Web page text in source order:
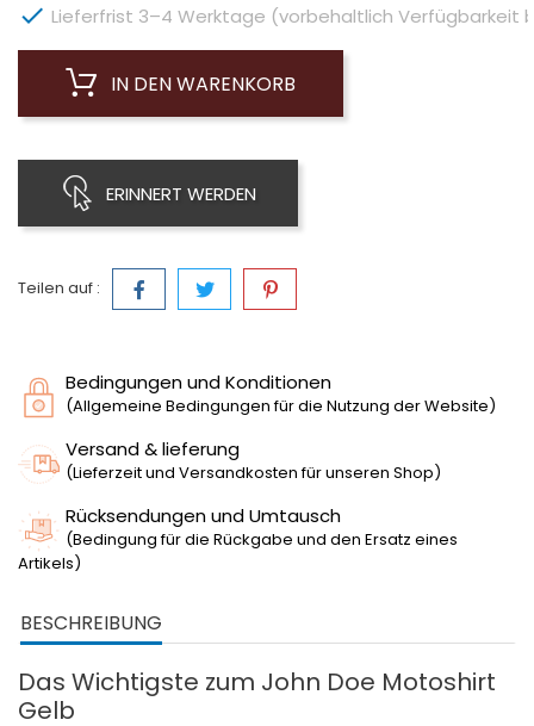
 Lieferfrist 3–4 Werktage (vorbehaltlich Verfügbarkeit
IN DEN WARENKORB
ERINNERT WERDEN
Teilen auf :
Bedingungen und Konditionen
(Allgemeine Bedingungen für die Nutzung der Website)
Versand & lieferung
(Lieferzeit und Versandkosten für unseren Shop)
Rücksendungen und Umtausch
(Bedingung für die Rückgabe und den Ersatz eines
Artikels)
BESCHREIBUNG
Das Wichtigste zum John Doe Motoshirt
Gelb